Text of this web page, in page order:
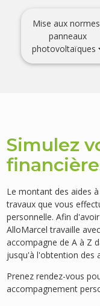
Mise aux
panneaux
photovoltaïques
Simulez
Le montant des aides
travaux que vous
personnelle. Afin
AlloMarcel travaille
accompagne de A à Z
jusqu'à l'obtention des
Prenez rendez-vous
accompagnement